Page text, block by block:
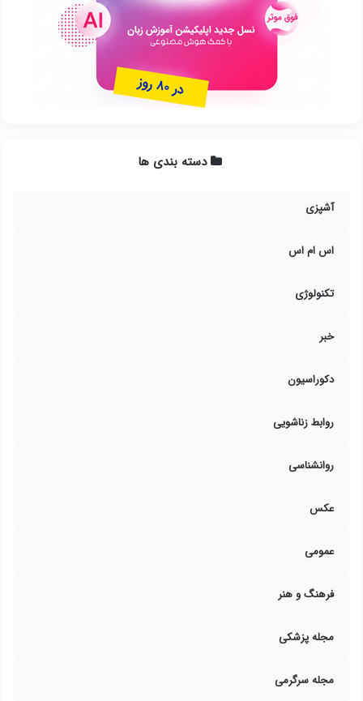
دسته بندی ها
آشپزی
اس ام اس
تکنولوژی
خبر
دکوراسیون
روابط زناشویی
روانشناسی
عکس
عمومی
فرهنگ و هنر
مجله پزشکی
مجله سرگرمی